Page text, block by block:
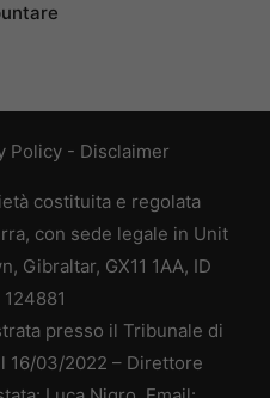
Policy- Disclaimer
costituita e regolata
con sede legale in Unit
Gibraltar, GX11 1AA, ID
presso il Tribunale di
16/03/2022 – Direttore